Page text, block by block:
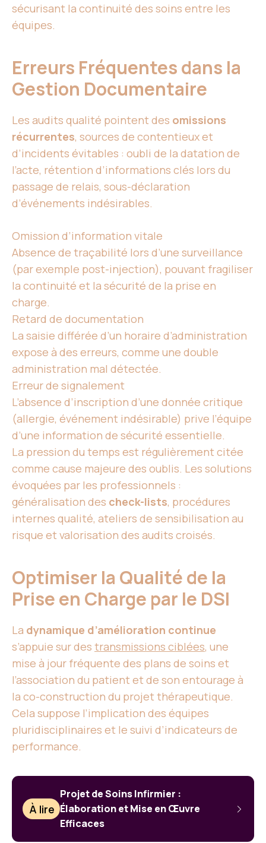
sécurisant la continuité des soins entre les
équipes.
Erreurs Fréquentes dans la
Gestion Documentaire
Les audits qualité pointent des omissions
récurrentes, sources de contentieux et
d’incidents évitables : oubli de la datation de
l’acte, rétention d’informations clés lors du
passage de relais, sous-déclaration
d’événements indésirables.
Omission d’information vitale
Absence de traçabilité lors d’une surveillance
(par exemple post-injection), pouvant fragiliser
la continuité et la sécurité de la prise en
charge.
Retard de documentation
La saisie différée d’un horaire d’administration
expose à des erreurs, comme une double
administration mal détectée.
Erreur de signalement
L’absence d’inscription d’une donnée critique
(allergie, événement indésirable) prive l’équipe
d’une information de sécurité essentielle.
La pression du temps est régulièrement citée
comme cause majeure des oublis. Les solutions
évoquées par les professionnels :
généralisation des check-lists, procédures
internes qualité, ateliers de sensibilisation au
risque et valorisation des audits croisés.
Optimiser la Qualité de la
Prise en Charge par le DSI
La dynamique d’amélioration continue
s’appuie sur des transmissions ciblées, une
mise à jour fréquente des plans de soins et
l’association du patient et de son entourage à
la co-construction du projet thérapeutique.
Cela suppose l’implication des équipes
pluridisciplinaires et le suivi d’indicateurs de
performance.
À lire
Projet de Soins Infirmier :
Élaboration et Mise en Œuvre
Efficaces